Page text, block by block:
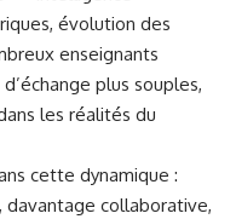
évolution des
enseignants
plus souples,
les réalités du
cette dynamique :
davantage collaborative,